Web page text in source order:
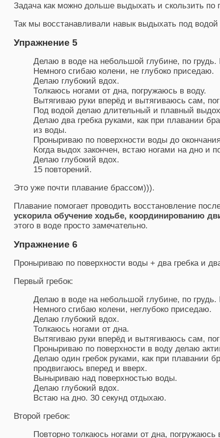
Задача как можно дольше выдыхать и скользить по
Так мы восстанавливали навык выдыхать под
Упражнение 5
Делаю в воде на небольшой глубине, по грудь.
Немного сгибаю колени, не глубоко приседаю.
Делаю глубокий вдох.
Толкаюсь ногами от дна, погружаюсь в воду.
Вытягиваю руки вперёд и вытягиваюсь сам,
Под водой делаю длительный и плавный
Делаю два гребка руками, как при плавании
из воды.
Проныриваю по поверхности воды до
Когда выдох закончен, встаю ногами на дно и
Делаю глубокий вдох.
15 повторений.
Это уже почти плавание брассом))).
Плавание помогает проводить восстановление
ускорила обучение ходьбе, координированию
этого в воде просто замечательно.
Упражнение 6
Проныриваю по поверхности воды + два гребка и
Первый гребок:
Делаю в воде на небольшой глубине, по грудь.
Немного сгибаю колени, неглубоко приседаю.
Делаю глубокий вдох.
Толкаюсь ногами от дна.
Вытягиваю руки вперёд и вытягиваюсь сам,
Проныриваю по поверхности в воду делаю
Делаю один гребок руками, как при плавании
продвигаюсь вперед и вверх.
Выныриваю над поверхностью воды.
Делаю глубокий вдох.
Встаю на дно. 30 секунд отдыхаю.
Второй гребок:
Повторно толкаюсь ногами от дна, погружаюсь